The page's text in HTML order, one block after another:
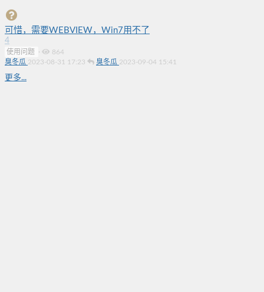
可惜，需要WEBVIEW，Win7用不了
4
使用问题 ·
864
臭冬瓜 2023-08-31 17:23 臭冬瓜 2023-09-04 15:41
更多...